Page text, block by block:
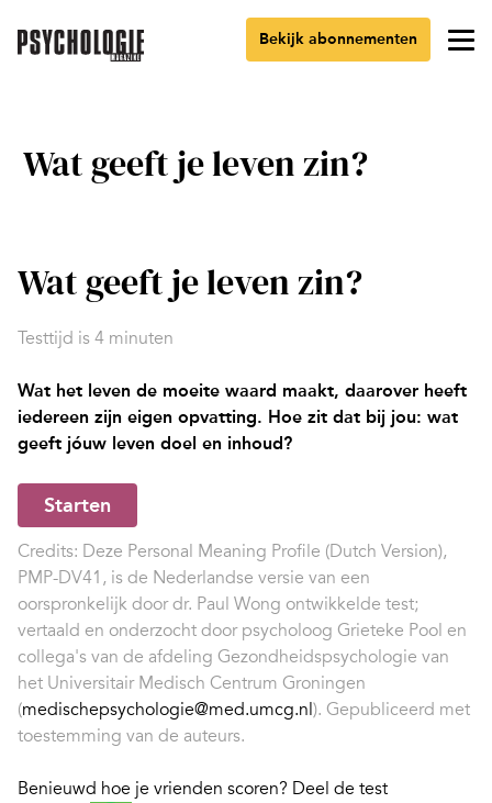
Bekijk abonnementen
Wat geeft je leven zin?
Wat geeft je leven zin?
Testtijd is 4 minuten
Wat het leven de moeite waard maakt, daarover heeft
iedereen zijn eigen opvatting. Hoe zit dat bij jou: wat
geeft jóuw leven doel en inhoud?
Starten
Credits: Deze Personal Meaning Profile (Dutch Version),
PMP-DV41, is de Nederlandse versie van een
oorspronkelijk door dr. Paul Wong ontwikkelde test;
vertaald en onderzocht door psycholoog Grieteke Pool en
collega's van de afdeling Gezondheidspsychologie van
het Universitair Medisch Centrum Groningen
(medischepsychologie@med.umcg.nl). Gepubliceerd met
toestemming van de auteurs.
Benieuwd hoe je vrienden scoren? Deel de test